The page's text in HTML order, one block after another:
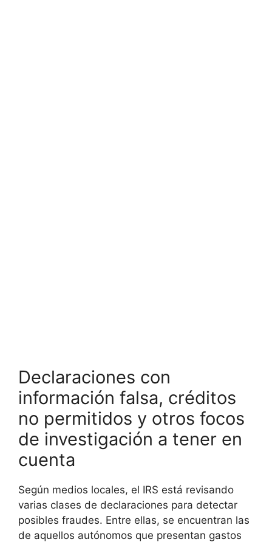
Declaraciones con
información falsa, créditos
no permitidos y otros focos
de investigación a tener en
cuenta
Según medios locales, el IRS está revisando
varias clases de declaraciones para detectar
posibles fraudes. Entre ellas, se encuentran las
de aquellos autónomos que presentan gastos